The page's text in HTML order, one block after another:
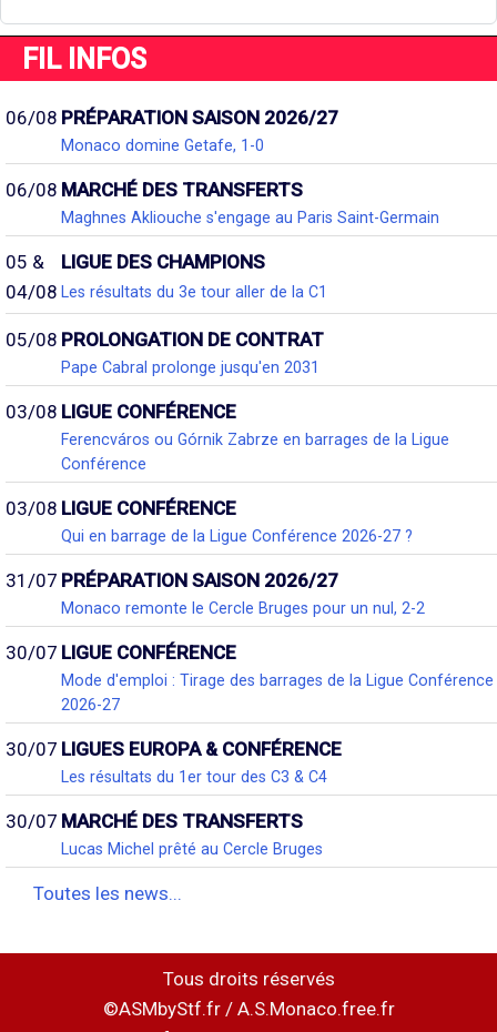
FIL INFOS
06/08 PRÉPARATION SAISON 2026/27
Monaco domine Getafe, 1-0
06/08 MARCHÉ DES TRANSFERTS
Maghnes Akliouche s'engage au Paris Saint-Germain
05 &
04/08
LIGUE DES CHAMPIONS
Les résultats du 3e tour aller de la C1
05/08 PROLONGATION DE CONTRAT
Pape Cabral prolonge jusqu'en 2031
03/08 LIGUE CONFÉRENCE
Ferencváros ou Górnik Zabrze en barrages de la Ligue
Conférence
03/08 LIGUE CONFÉRENCE
Qui en barrage de la Ligue Conférence 2026-27 ?
31/07 PRÉPARATION SAISON 2026/27
Monaco remonte le Cercle Bruges pour un nul, 2-2
30/07 LIGUE CONFÉRENCE
Mode d'emploi : Tirage des barrages de la Ligue Conférence
2026-27
30/07 LIGUES EUROPA & CONFÉRENCE
Les résultats du 1er tour des C3 & C4
30/07 MARCHÉ DES TRANSFERTS
Lucas Michel prêté au Cercle Bruges
Toutes les news...
Tous droits réservés
©ASMbyStf.fr / A.S.Monaco.free.fr